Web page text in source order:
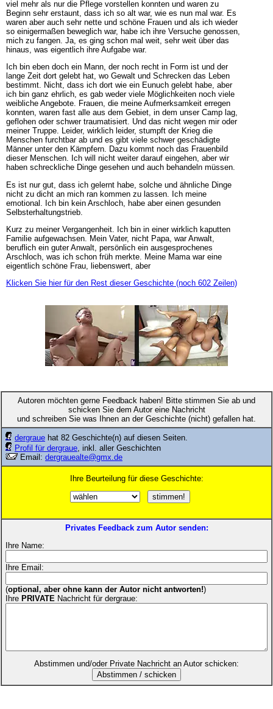
viel mehr als nur die Pflege vorstellen konnten und waren zu
Beginn sehr erstaunt, dass ich so alt war, wie es nun mal war. Es
waren aber auch sehr nette und schöne Frauen und als ich wieder
so einigermaßen beweglich war, habe ich ihre Versuche genossen,
mich zu fangen. Ja, es ging schon mal weit, sehr weit über das
hinaus, was eigentlich ihre Aufgabe war.
Ich bin eben doch ein Mann, der noch recht in Form ist und der
lange Zeit dort gelebt hat, wo Gewalt und Schrecken das Leben
bestimmt. Nicht, dass ich dort wie ein Eunuch gelebt habe, aber
ich bin ganz ehrlich, es gab weder viele Möglichkeiten noch viele
weibliche Angebote. Frauen, die meine Aufmerksamkeit erregen
konnten, waren fast alle aus dem Gebiet, in dem unser Camp lag,
geflohen oder schwer traumatisiert. Und das nicht wegen mir oder
meiner Truppe. Leider, wirklich leider, stumpft der Krieg die
Menschen furchtbar ab und es gibt viele schwer geschädigte
Männer unter den Kämpfern. Dazu kommt noch das Frauenbild
dieser Menschen. Ich will nicht weiter darauf eingehen, aber wir
haben schreckliche Dinge gesehen und auch behandeln müssen.
Es ist nur gut, dass ich gelernt habe, solche und ähnliche Dinge
nicht zu dicht an mich ran kommen zu lassen. Ich meine
emotional. Ich bin kein Arschloch, habe aber einen gesunden
Selbsterhaltungstrieb.
Kurz zu meiner Vergangenheit. Ich bin in einer wirklich kaputten
Familie aufgewachsen. Mein Vater, nicht Papa, war Anwalt,
beruflich ein guter Anwalt, persönlich ein ausgesprochenes
Arschloch, was ich schon früh merkte. Meine Mama war eine
eigentlich schöne Frau, liebenswert, aber
Klicken Sie hier für den Rest dieser Geschichte (noch 602 Zeilen)
Autoren möchten gerne Feedback haben! Bitte stimmen Sie ab und
schicken Sie dem Autor eine Nachricht
und schreiben Sie was Ihnen an der Geschichte (nicht) gefallen hat.
dergraue hat 82 Geschichte(n) auf diesen Seiten.
Profil für dergraue, inkl. aller Geschichten
Email: dergrauealte@gmx.de
Ihre Beurteilung für diese Geschichte:
Privates Feedback zum Autor senden:
Ihre Name:
Ihre Email:
(optional, aber ohne kann der Autor nicht antworten!)
Ihre PRIVATE Nachricht für dergraue:
Abstimmen und/oder Private Nachricht an Autor schicken: